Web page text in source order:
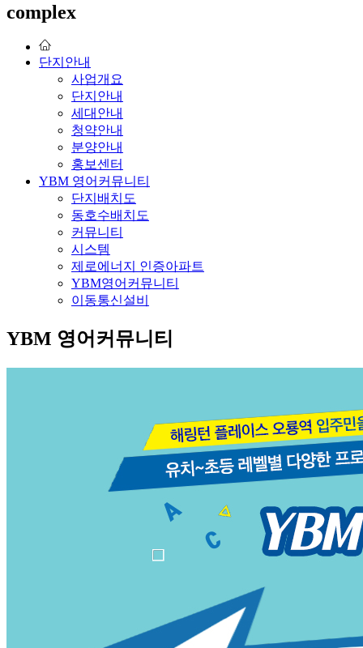
complex
단지안내
사업개요
단지안내
세대안내
청약안내
분양안내
홍보센터
YBM 영어커뮤니티
단지배치도
동호수배치도
커뮤니티
시스템
제로에너지 인증아파트
YBM영어커뮤니티
이동통신설비
YBM 영어커뮤니티